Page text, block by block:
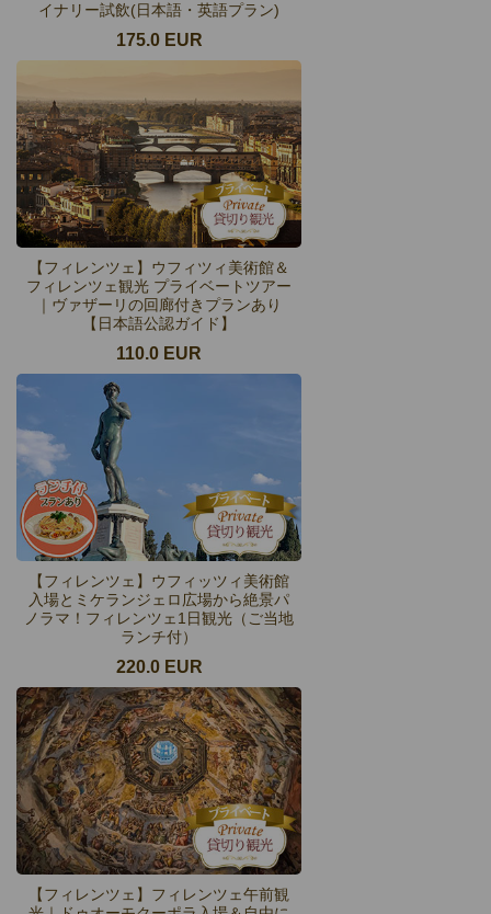
イナリー試飲(日本語・英語プラン)
175.0 EUR
【フィレンツェ】ウフィツィ美術館＆
フィレンツェ観光 プライベートツアー
｜ヴァザーリの回廊付きプランあり
【日本語公認ガイド】
110.0 EUR
【フィレンツェ】ウフィッツィ美術館
入場とミケランジェロ広場から絶景パ
ノラマ！フィレンツェ1日観光（ご当地
ランチ付）
220.0 EUR
【フィレンツェ】フィレンツェ午前観